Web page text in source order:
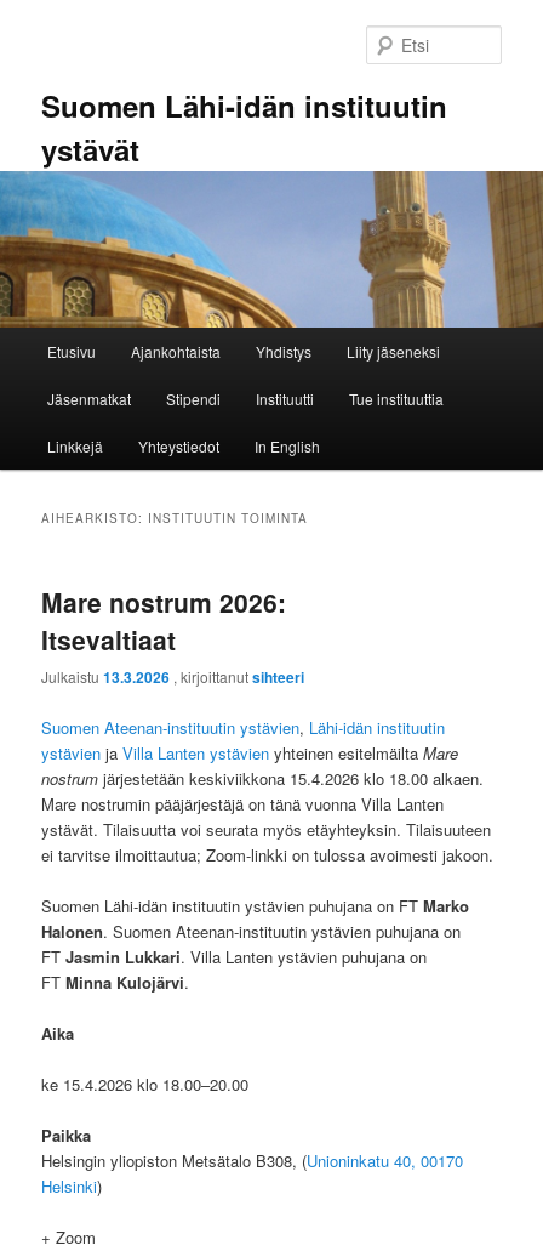
Suomen Lähi-idän instituutin
ystävät
Etusivu Ajankohtaista Yhdistys Liity jäseneksi
Jäsenmatkat Stipendi Instituutti Tue instituuttia
Linkkejä Yhteystiedot In English
AIHEARKISTO: INSTITUUTIN TOIMINTA
Mare nostrum 2026:
Itsevaltiaat
Julkaistu13.3.2026 , kirjoittanutsihteeri
Suomen Ateenan-instituutin ystävien, Lähi-idän instituutin
ystävien jaVilla Lanten ystävien yhteinen esitelmäiltaMare
nostrum järjestetään keskiviikkona 15.4.2026 klo 18.00 alkaen.
Mare nostrumin pääjärjestäjä on tänä vuonna Villa Lanten
ystävät. Tilaisuutta voi seurata myös etäyhteyksin. Tilaisuuteen
ei tarvitse ilmoittautua; Zoom-linkki on tulossa avoimesti jakoon.
Suomen Lähi-idän instituutin ystävien puhujana on FTMarko
Halonen. Suomen Ateenan-instituutin ystävien puhujana on
FTJasmin Lukkari. Villa Lanten ystävien puhujana on
FTMinna Kulojärvi.
Aika
ke 15.4.2026 klo 18.00–20.00
Paikka
Helsingin yliopiston Metsätalo B308, (Unioninkatu 40, 00170
Helsinki)
+ Zoom